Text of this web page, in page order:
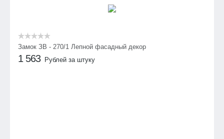
Замок ЗВ - 270/1 Лепной фасадный декор
1 563 Рублей за штуку